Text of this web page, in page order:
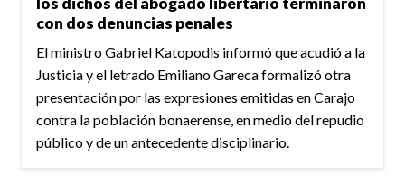
con dos denuncias penales
El ministro Gabriel Katopodis informó que acudió a la
Justicia y el letrado Emiliano Gareca formalizó otra
presentación por las expresiones emitidas en Carajo
contra la población bonaerense, en medio del repudio
público y de un antecedente disciplinario.